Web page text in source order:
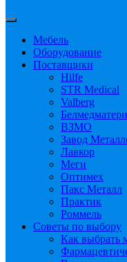
Мебель
Оборудование
Поставщики
Hilfe
STR Medical
Valberg
ВЗМО
Завод
Лавкор
Меги
Оптимех
Пакс Металл
Практик
Роммель
Советы по выбору
Как выбрать